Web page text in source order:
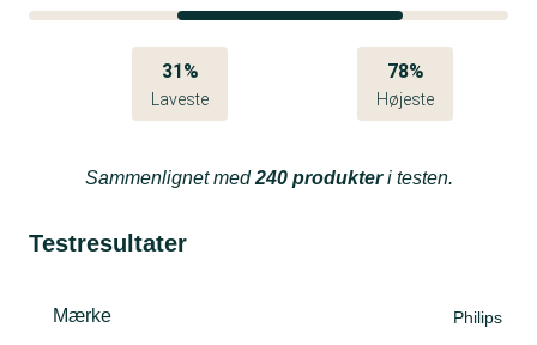
31%
Laveste
78%
Højeste
Sammenlignet med240 produkteri testen.
Testresultater
Mærke Philips